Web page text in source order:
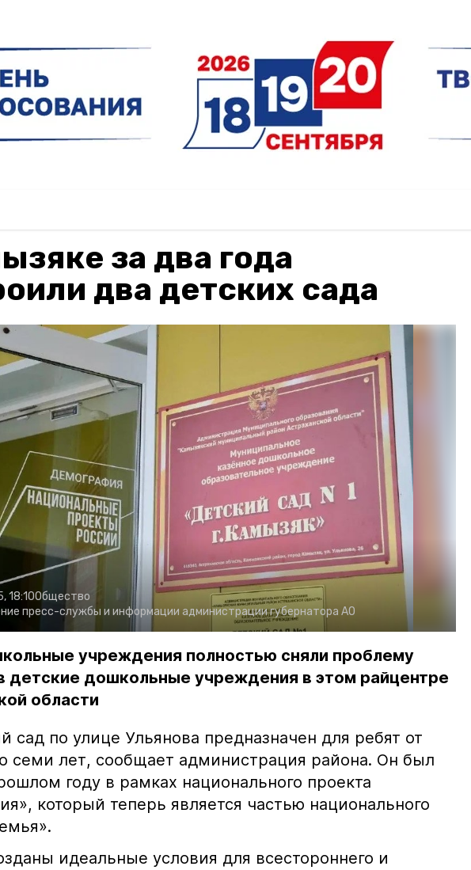
за два года
два детских сада
18:10Общество
пресс-службы и информации администрации губернатора АО
учреждения полностью сняли проблему
детские дошкольные учреждения в этом райцентре
области
сад по улице Ульянова предназначен для ребят от
семи лет, сообщает администрация района. Он был
году в рамках национального проекта
который теперь является частью национального
идеальные условия для всестороннего и